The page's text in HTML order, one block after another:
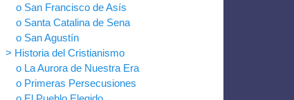
o San Francisco de Asís
o Santa Catalina de Sena
o San Agustín
> Historia del Cristianismo
o La Aurora de Nuestra Era
o Primeras Persecusiones